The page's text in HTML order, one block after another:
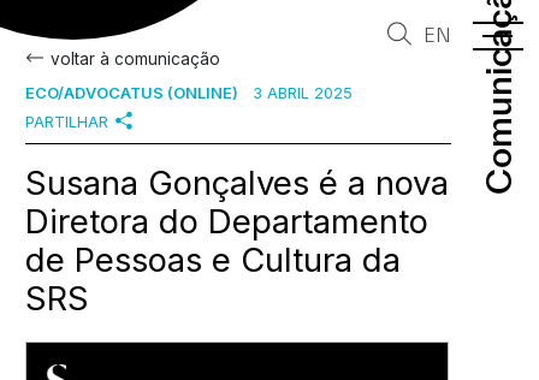
Comunicação
Comunicação
EN
voltar à comunicação
ECO/ADVOCATUS (ONLINE)
3 ABRIL 2025
PARTILHAR
Susana Gonçalves é a nova
Diretora do Departamento
de Pessoas e Cultura da
SRS